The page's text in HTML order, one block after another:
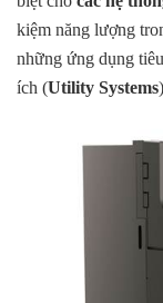
kiệm năng lượng
những ứng dụng
ích (Utility Systems